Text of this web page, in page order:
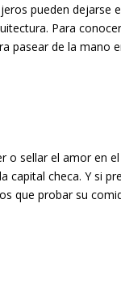
pueden dejarse
Para
pasear de la mano
o sellar el amor en
capital checa. Y si
que probar su